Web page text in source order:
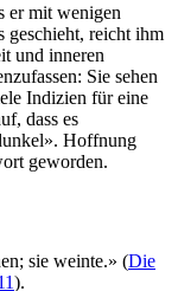
er mit wenigen
geschieht, reicht ihm
und inneren
Sie sehen
Indizien für eine
dass es
Hoffnung
geworden.
sie weinte.» (Die
).